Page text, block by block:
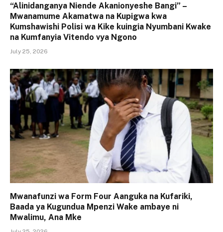
“Alinidanganya Niende Akanionyeshe Bangi” –
Mwanamume Akamatwa na Kupigwa kwa
Kumshawishi Polisi wa Kike kuingia Nyumbani Kwake
na Kumfanyia Vitendo vya Ngono
July 25, 2026
Mwanafunzi wa Form Four Aanguka na Kufariki,
Baada ya Kugundua Mpenzi Wake ambaye ni
Mwalimu, Ana Mke